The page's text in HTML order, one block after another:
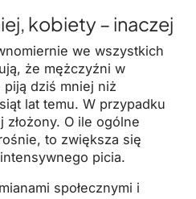
kobiety – inaczej
we wszystkich
że mężczyźni w
dziś mniej niż
lat temu. W przypadku
O ile ogólne
to zwiększa się
picia.
społecznymi i